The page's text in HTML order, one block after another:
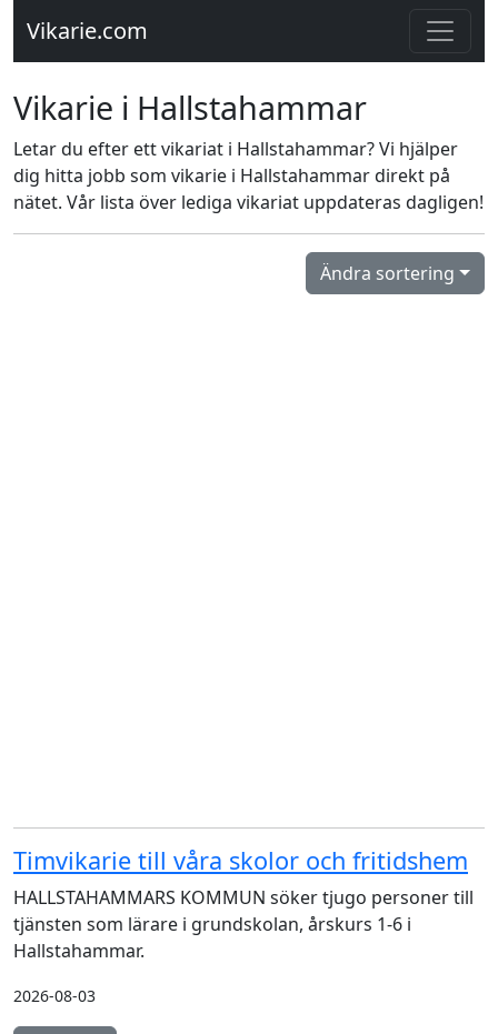
Vikarie.com
Vikarie i Hallstahammar
Letar du efter ett vikariat i Hallstahammar? Vi hjälper
dig hitta jobb som vikarie i Hallstahammar direkt på
nätet. Vår lista över lediga vikariat uppdateras dagligen!
Ändra sortering
Timvikarie till våra skolor och fritidshem
HALLSTAHAMMARS KOMMUN söker tjugo personer till
tjänsten som lärare i grundskolan, årskurs 1-6 i
Hallstahammar.
2026-08-03